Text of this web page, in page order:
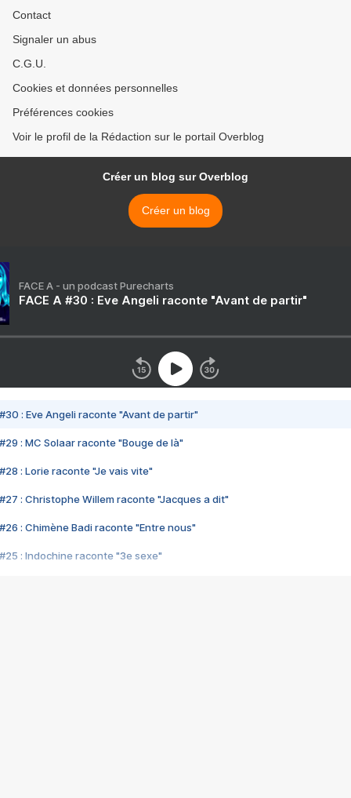
Contact
Signaler un abus
C.G.U.
Cookies et données personnelles
Préférences cookies
Voir le profil de la Rédaction sur le portail Overblog
Créer un blog sur Overblog
Créer un blog
FACE A - un podcast Purecharts
FACE A #30 : Eve Angeli raconte "Avant de partir"
#30 : Eve Angeli raconte "Avant de partir"
#29 : MC Solaar raconte "Bouge de là"
#28 : Lorie raconte "Je vais vite"
#27 : Christophe Willem raconte "Jacques a dit"
#26 : Chimène Badi raconte "Entre nous"
#25 : Indochine raconte "3e sexe"